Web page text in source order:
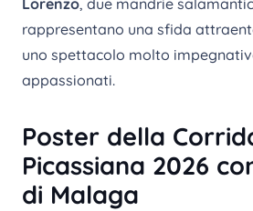
Lorenzo, due mandrie
rappresentano una sfida
uno spettacolo molto
appassionati.
Poster della
Picassiana 2026
di Malaga